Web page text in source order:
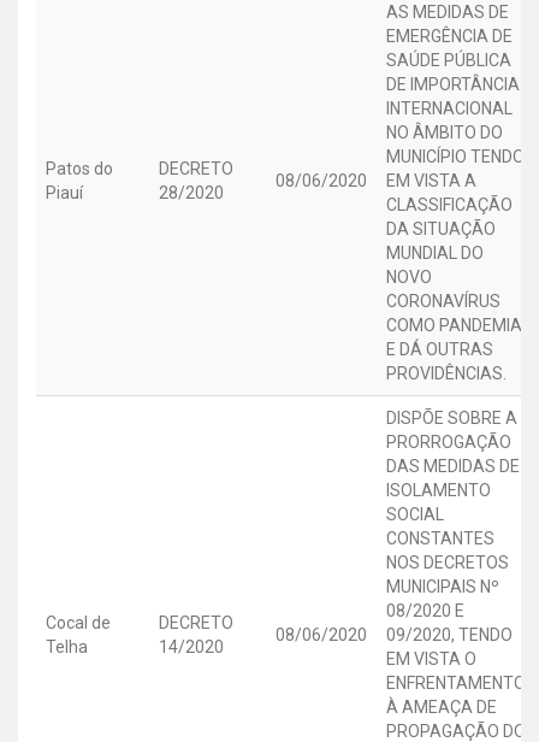
Patos do
Piauí
DECRETO
28/2020
08/06/2020
AS MEDIDAS DE
EMERGÊNCIA DE
SAÚDE PÚBLICA
DE IMPORTÂNCIA
INTERNACIONAL
NO ÂMBITO DO
MUNICÍPIO TENDO
EM VISTA A
CLASSIFICAÇÃO
DA SITUAÇÃO
MUNDIAL DO
NOVO
CORONAVÍRUS
COMO PANDEMIA,
E DÁ OUTRAS
PROVIDÊNCIAS.
Cocal de
Telha
DECRETO
14/2020
08/06/2020
DISPÕE SOBRE A
PRORROGAÇÃO
DAS MEDIDAS DE
ISOLAMENTO
SOCIAL
CONSTANTES
NOS DECRETOS
MUNICIPAIS Nº
08/2020 E
09/2020, TENDO
EM VISTA O
ENFRENTAMENTO
À AMEAÇA DE
PROPAGAÇÃO DO